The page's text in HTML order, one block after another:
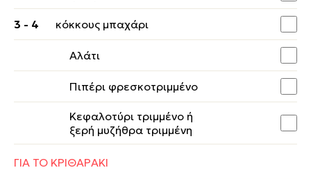
3 - 4 κόκκους μπαχάρι
Αλάτι
Πιπέρι φρεσκοτριμμένο
Κεφαλοτύρι τριμμένο ή
ξερή μυζήθρα τριμμένη
ΓΙΑ ΤΟ ΚΡΙΘΑΡΑΚΙ